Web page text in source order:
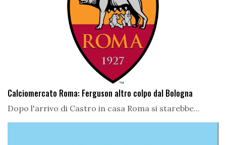
Calciomercato Roma: Ferguson altro colpo dal Bologna
Dopo l'arrivo di Castro in casa Roma si starebbe...